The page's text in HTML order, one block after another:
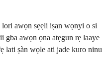
awọn sẹẹli iṣan wọnyi o si
awọn ọna atẹgun rẹ laaye
lati ṣàn wọle ati jade kuro ninu